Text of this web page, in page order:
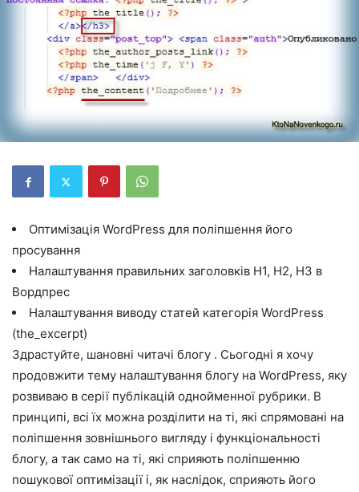
Оптимізація WordPress для поліпшення його
просування
Налаштування правильних заголовків H1, H2, H3 в
Вордпрес
Налаштування виводу статей категорія WordPress
(the_excerpt)
Здрастуйте, шановні читачі блогу . Сьогодні я хочу
продовжити тему налаштування блогу на WordPress, яку
розвиваю в серії публікацій однойменної рубрики. В
принципі, всі їх можна розділити на ті, які спрямовані на
поліпшення зовнішнього вигляду і функціональності
блогу, а так само на ті, які сприяють поліпшенню
пошукової оптимізації і, як наслідок, сприяють його